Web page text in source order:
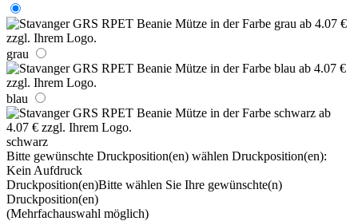
grau
blau
schwarz
Bitte gewünschte Druckposition(en) wählen Druckposition(en):
Kein Aufdruck
Druckposition(en)Bitte wählen Sie Ihre gewünschte(n)
Druckposition(en)
(Mehrfachauswahl möglich)